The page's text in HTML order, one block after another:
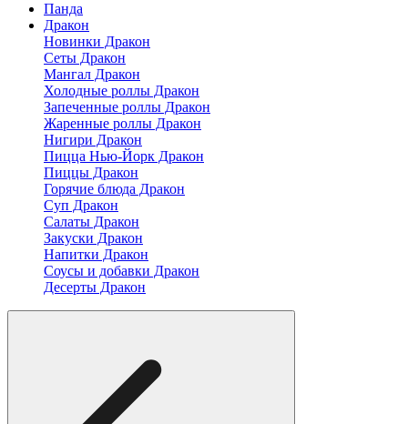
Панда
Дракон
Новинки Дракон
Сеты Дракон
Мангал Дракон
Холодные роллы Дракон
Запеченные роллы Дракон
Жаренные роллы Дракон
Нигири Дракон
Пицца Нью-Йорк Дракон
Пиццы Дракон
Горячие блюда Дракон
Суп Дракон
Салаты Дракон
Закуски Дракон
Напитки Дракон
Соусы и добавки Дракон
Десерты Дракон